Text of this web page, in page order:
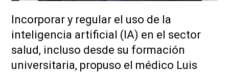
Incorporar y regular el uso de la
inteligencia artificial (IA) en el sector
salud, incluso desde su formación
universitaria, propuso el médico Luis